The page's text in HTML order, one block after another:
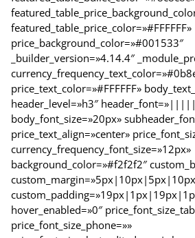
featured_table_price_color=»#FFFFFF»
price_background_color=»#001533″
_builder_version=»4.14.4″
price_text_color=»#FFFFFF»
header_level=»h3″
body_font_size=»20px»
price_text_align=»center»
currency_frequency_font_size=»12px»
background_color=»#f2f2f2″
hover_enabled=»0″
price_font_size_phone=»»